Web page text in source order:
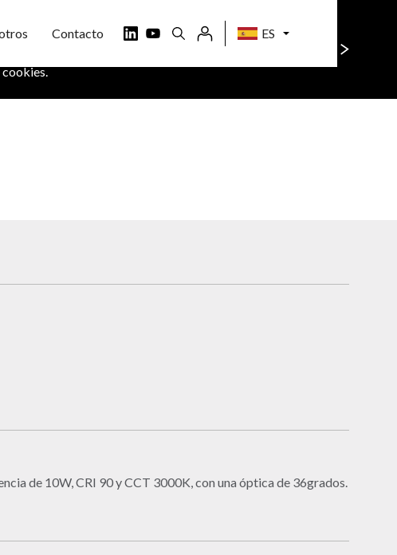
Contacto ES
sitio. Si quiere saber más,
cookies.
de 10W, CRI 90 y CCT 3000K, con una óptica de 36grados.